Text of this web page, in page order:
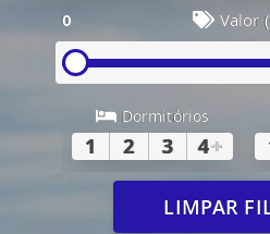
0 Valor
Dormitórios
1 2 3 4+
LIMPAR